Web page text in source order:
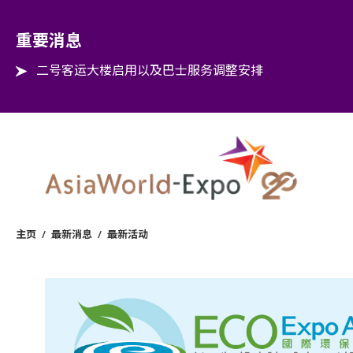
重要消息
二号客运大楼启用以及巴士服务调整安排
主页 / 最新消息 / 最新活动